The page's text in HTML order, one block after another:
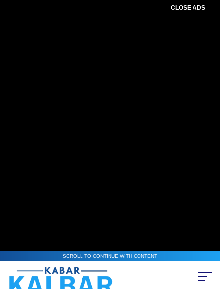
CLOSE ADS
SCROLL TO CONTINUE WITH CONTENT